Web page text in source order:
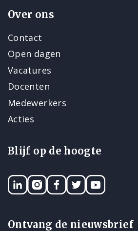
Over ons
Contact
Open dagen
Vacatures
Docenten
Medewerkers
Acties
Blijf op de hoogte
LinkedINInstagram
Facebook
TwitterYouTube
Ontvang de nieuwsbrief